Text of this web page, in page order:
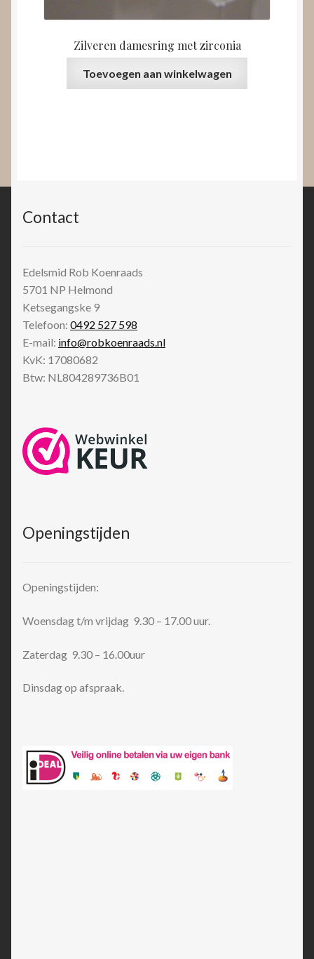
Zilveren damesring met zirconia
Toevoegen aan winkelwagen
Contact
Edelsmid Rob Koenraads
5701 NP Helmond
Ketsegangske 9
Telefoon: 0492 527 598
E-mail: info@robkoenraads.nl
KvK: 17080682
Btw: NL804289736B01
Openingstijden
Openingstijden:
Woensdag t/m vrijdag 9.30 – 17.00 uur.
Zaterdag 9.30 – 16.00uur
Dinsdag op afspraak.